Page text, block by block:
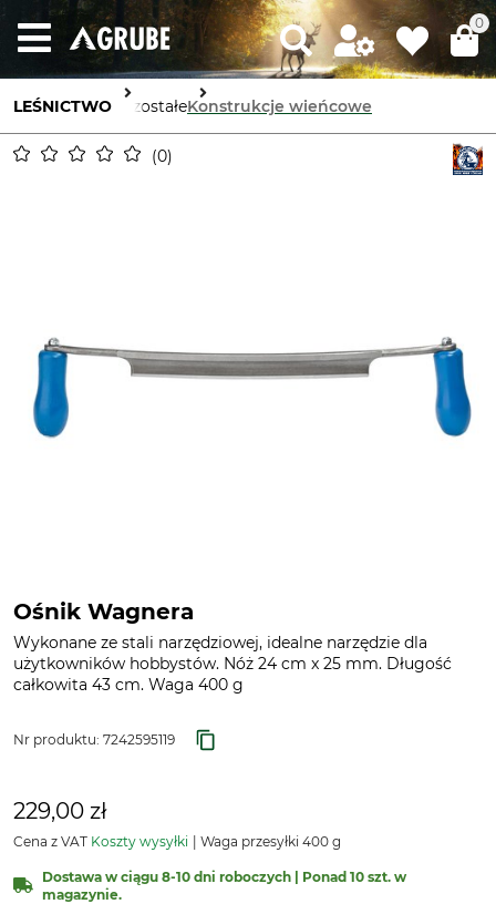
0
LEŚNICTWO PozostałeKonstrukcje wieńcowe
0
Ośnik Wagnera
Wykonane ze stali narzędziowej, idealne narzędzie dla
użytkowników hobbystów. Nóż 24 cm x 25 mm. Długość
całkowita 43 cm. Waga 400 g
Nr produktu: 7242595119
229,00 zł
Cena z VAT Koszty wysyłki Waga przesyłki 400 g
Dostawa w ciągu 8-10 dni roboczych | Ponad 10 szt. w
magazynie.